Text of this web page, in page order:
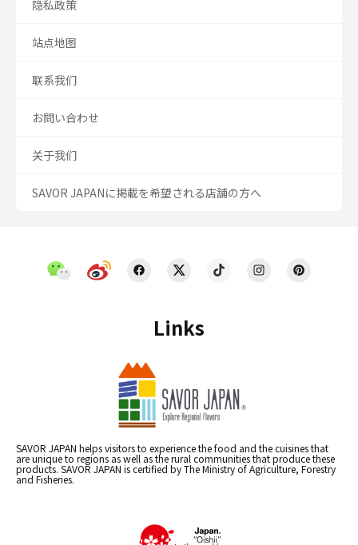
Links
SAVOR JAPAN helps visitors to experience the food and the cuisines that
are unique to regions as well as the rural communities that produce these
products. SAVOR JAPAN is certified by The Ministry of Agriculture, Forestry
and Fisheries.
隐私政策
站点地图
联系我们
お問い合わせ
关于我们
SAVOR JAPANに掲載を希望される店舗の方へ